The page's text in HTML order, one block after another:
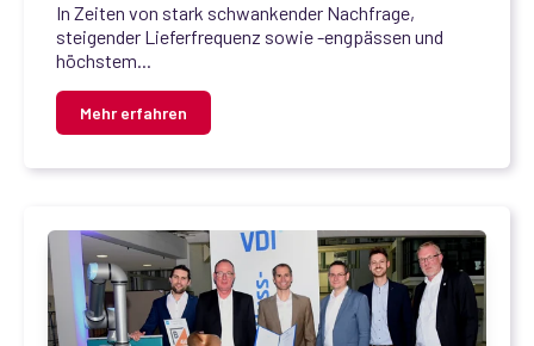
In Zeiten von stark schwankender Nachfrage,
steigender Lieferfrequenz sowie -engpässen und
höchstem...
Mehr erfahren